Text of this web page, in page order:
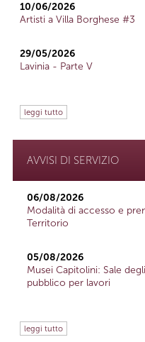
10/06/2026
Artisti a Villa Borghese #3
29/05/2026
Lavinia - Parte V
leggi tutto
AVVISI DI SERVIZIO
06/08/2026
Modalità di accesso e
Territorio
05/08/2026
Musei Capitolini: Sale
pubblico per lavori
leggi tutto